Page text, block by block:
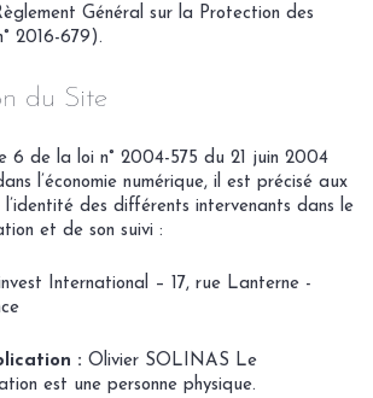
Général sur la Protection des
2016-679).
du Site
6 de la loi n° 2004-575 du 21 juin 2004
l’économie numérique, il est précisé aux
des différents intervenants dans le
et de son suivi :
International – 17, rue Lanterne -
: Olivier SOLINAS Le
est une personne physique.